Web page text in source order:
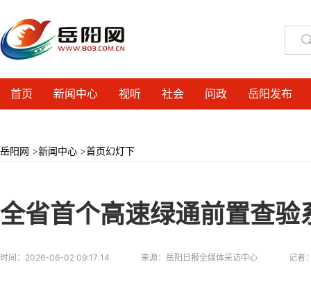
首页 新闻中心 视听 社会 问政 岳阳发布
岳阳网 >新闻中心 >首页幻灯下
全省首个高速绿通前置查验
时间： 2026-06-02 09:17:14 来源： 岳阳日报全媒体采访中心 记者